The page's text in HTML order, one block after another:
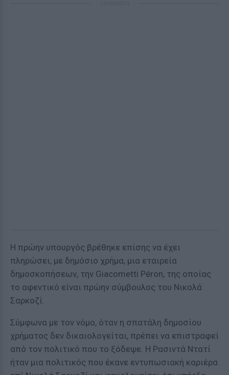
Η πρώην υπουργός βρέθηκε επίσης να έχει
πληρώσει, με δημόσιο χρήμα, μια εταιρεία
δημοσκοπήσεων, την Giacometti Péron, της οποίας
το αφεντικό είναι πρώην σύμβουλος του Νικολά
Σαρκοζί.
Σύμφωνα με τον νόμο, όταν η σπατάλη δημοσίου
χρήματος δεν δικαιολογείται, πρέπει να επιστραφεί
από τον πολιτικό που το ξόδεψε. Η Ρασιντά Ντατί
ήταν μια πολιτικός που έκανε εντυπωσιακή καριέρα